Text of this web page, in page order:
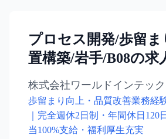
プロセス開発/歩留ま
置構築/岩手/B08の求
株式会社ワールドインテック
歩留まり向上・品質改善業務経
｜完全週休2日制・年間休日120
当100%支給・福利厚生充実